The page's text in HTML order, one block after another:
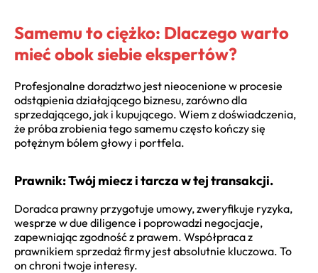
Samemu to ciężko: Dlaczego warto
mieć obok siebie ekspertów?
Profesjonalne doradztwo jest nieocenione w procesie
odstąpienia działającego biznesu, zarówno dla
sprzedającego, jak i kupującego. Wiem z doświadczenia,
że próba zrobienia tego samemu często kończy się
potężnym bólem głowy i portfela.
Prawnik: Twój miecz i tarcza w tej transakcji.
Doradca prawny przygotuje umowy, zweryfikuje ryzyka,
wesprze w due diligence i poprowadzi negocjacje,
zapewniając zgodność z prawem. Współpraca z
prawnikiem sprzedaż firmy jest absolutnie kluczowa. To
on chroni twoje interesy.